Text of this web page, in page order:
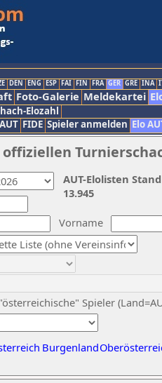
DEN ENG ESP FAI FIN FRA GER GRE INA
Foto-Galerie Meldekartei
Elozahl
FIDE Spieler anmelden Elo
Vorname
Spieler
Burgenland
AUT-Elolisten
13.945